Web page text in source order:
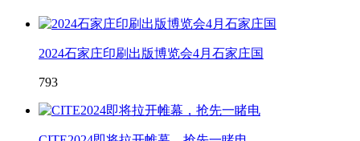
2024石家庄印刷出版博览会4月石家庄国
793